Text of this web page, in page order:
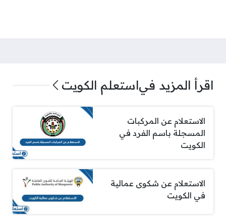
اقرأ المزيد فياستعلم الكويت
الاستعلام عن المركبات
المسجلة باسم الفرد في
الكويت
الاستعلام عن شكوى عمالية
في الكويت